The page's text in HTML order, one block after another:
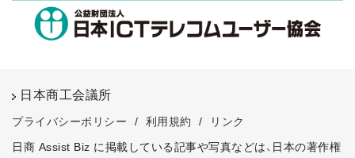
日本商工会議所
プライバシーポリシー / 利用規約 /
リンク
日商 Assist Biz に掲載している記事や写真などは、日本の著作権